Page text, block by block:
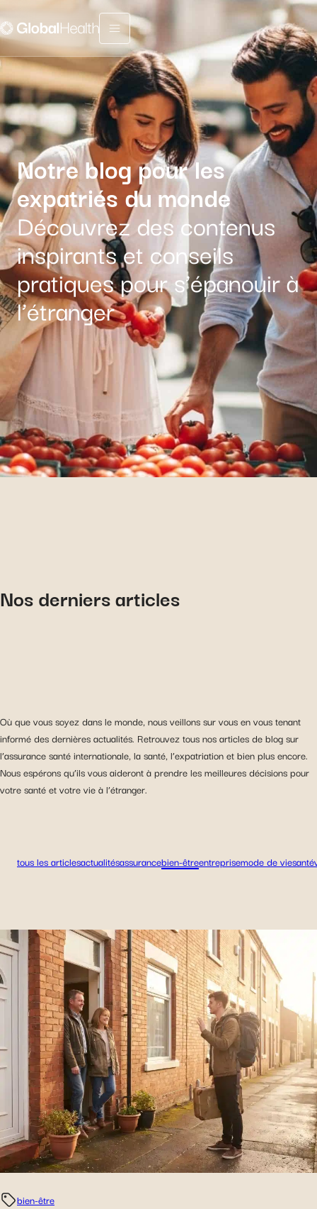
Menu fermé
Notre blog pour les
expatriés du monde
Découvrez des contenus
inspirants et conseils
pratiques pour s’épanouir à
l’étranger
Nos derniers articles
Où que vous soyez dans le monde, nous veillons sur vous en vous tenant
informé des dernières actualités. Retrouvez tous nos articles de blog sur
l’assurance santé internationale, la santé, l’expatriation et bien plus encore.
Nous espérons qu’ils vous aideront à prendre les meilleures décisions pour
votre santé et votre vie à l’étranger.
tous les articlesactualitésassurancebien-êtreentreprisemode de viesanté
bien-être